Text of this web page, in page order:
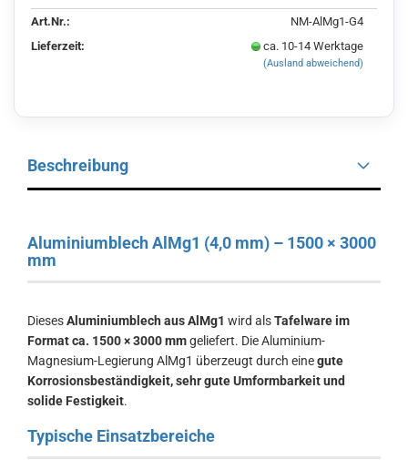
Art.Nr.:
NM-AlMg1-G4
Lieferzeit:
ca. 10-14 Werktage
(Ausland abweichend)
Beschreibung
Aluminiumblech AlMg1 (4,0 mm) – 1500 × 3000
mm
DiesesAluminiumblech aus AlMg1 wird alsTafelware im
Format ca. 1500 × 3000 mmgeliefert. Die Aluminium-
Magnesium-Legierung AlMg1 überzeugt durch einegute
Korrosionsbeständigkeit, sehr gute Umformbarkeit und
solide Festigkeit.
Typische Einsatzbereiche